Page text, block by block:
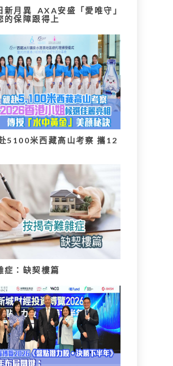
新月異 AXA安盛「愛唯守」
的保障跟得上
5100米西藏高山考察 攜12
症：缺契樓篇